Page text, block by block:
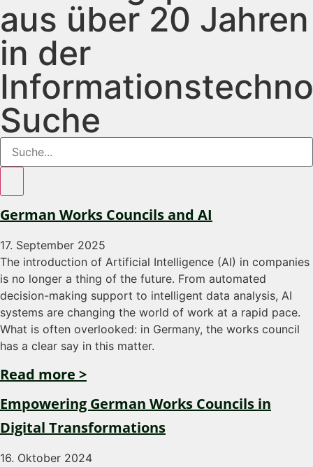
aus über 20 Jahren
in der
Suche
German Works Councils and AI
17. September 2025
The introduction of Artificial Intelligence (AI) in companies
is no longer a thing of the future. From automated
decision-making support to intelligent data analysis, AI
systems are changing the world of work at a rapid pace.
What is often overlooked: in Germany, the works council
has a clear say in this matter.
Read more >
Empowering German Works Councils in
Digital Transformations
16. Oktober 2024